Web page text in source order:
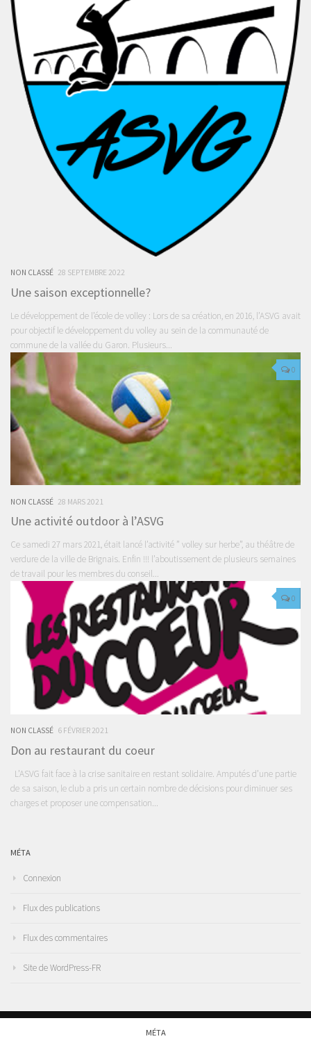
NON CLASSÉ 28 SEPTEMBRE 2022
Une saison exceptionnelle?
Le développement de l’école de volley : Lors de sa création, en 2016, l’ASVG avait
pour objectif le développement du volley au sein de la communauté de
commune de la vallée du Garon. Plusieurs...
0
NON CLASSÉ 28 MARS 2021
Une activité outdoor à l’ASVG
Ce samedi 27 mars 2021, était lancé l’activité ” volley sur herbe”, au théâtre de
verdure de la ville de Brignais. Enfin !!! l’aboutissement de plusieurs semaines
de travail pour les membres du conseil...
0
NON CLASSÉ 6 FÉVRIER 2021
Don au restaurant du coeur
L’ASVG fait face à la crise sanitaire en restant solidaire. Amputés d’une partie
de sa saison, le club a pris un certain nombre de décisions pour diminuer ses
charges et proposer une compensation...
MÉTA
Connexion
Flux des publications
Flux des commentaires
Site de WordPress-FR
MÉTA